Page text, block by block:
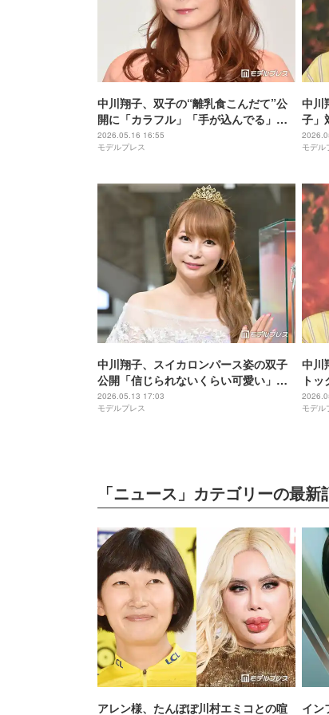
中川翔子、双子の“離乳食こんだて”公
開に「カラフル」「手が込んでる」と
称賛の声
2026.05.16 16:55
モデルプレス
中川
子」
て素
の声
モデル
中川翔子、スイカロンパース姿の双子
公開「信じられないくらい可愛い」
「目の保養」の声
2026.05.13 17:03
モデルプレス
中川
ト
「成
ス」
モデル
「ニュース」カテゴリーの最新
アレン様、たんぽぽ川村エミコとの喧 イン